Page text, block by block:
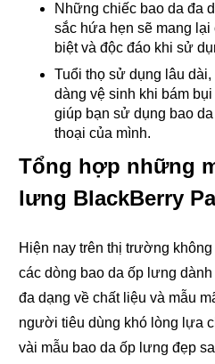
Những chiếc bao da đa
sắc hứa hẹn sẽ mang
biệt và độc đáo khi sử
Tuổi thọ sử dụng lâu
dàng vệ sinh khi bám
giúp bạn sử dụng bao
thoại của mình.
Tổng hợp những
lưng BlackBerry
Hiện nay trên thị trường
các dòng bao da ốp lưng
đa dạng về chất liệu và mẫu
người tiêu dùng khó lòng lựa
vài mẫu bao da ốp lưng đẹp